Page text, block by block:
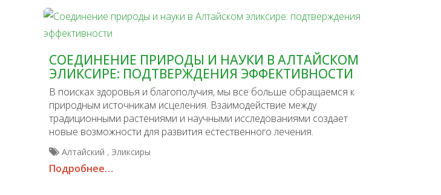
СОЕДИНЕНИЕ ПРИРОДЫ И НАУКИ В АЛТАЙСКОМ
ЭЛИКСИРЕ: ПОДТВЕРЖДЕНИЯ ЭФФЕКТИВНОСТИ
В поисках здоровья и благополучия, мы все больше обращаемся к
природным источникам исцеления. Взаимодействие между
традиционными растениями и научными исследованиями создает
новые возможности для развития естественного лечения.
Алтайский , Эликсиры
Подробнее…